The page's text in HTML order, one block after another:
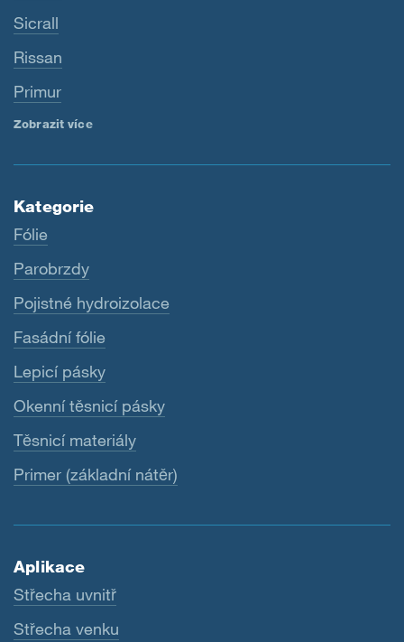
Sicrall
Rissan
Primur
Zobrazit více
Kategorie
Fólie
Parobrzdy
Pojistné hydroizolace
Fasádní fólie
Lepicí pásky
Okenní těsnicí pásky
Těsnicí materiály
Primer (základní nátěr)
Aplikace
Střecha uvnitř
Střecha venku